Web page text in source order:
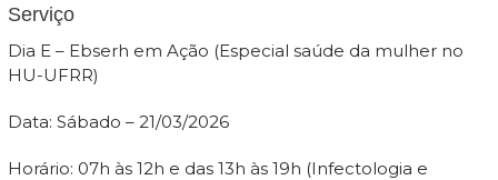
Serviço
Dia E – Ebserh em Ação (Especial saúde da mulher no
HU-UFRR)
Data: Sábado – 21/03/2026
Horário: 07h às 12h e das 13h às 19h (Infectologia e